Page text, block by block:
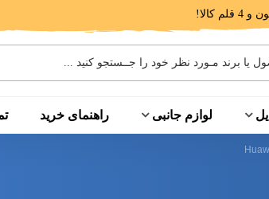
لوازم جانبی راهنمای خرید